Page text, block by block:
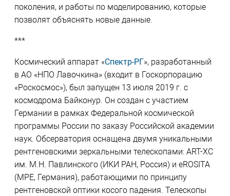
поколения, и работы по моделированию, которые
позволят объяснять новые данные.
***
Космический аппарат «Спектр-РГ», разработанный
в АО «НПО Лавочкина» (входит в Госкорпорацию
«Роскосмос»), был запущен 13 июля 2019 г. с
космодрома Байконур. Он создан с участием
Германии в рамках Федеральной космической
программы России по заказу Российской академии
наук. Обсерватория оснащена двумя уникальными
рентгеновскими зеркальными телескопами: ART-XC
им. М.Н. Павлинского (ИКИ РАН, Россия) и eROSITA
(MPE, Германия), работающими по принципу
рентгеновской оптики косого падения. Телескопы